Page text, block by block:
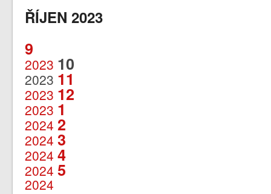
ŘÍJEN 2023
9
2023 10
2023 11
2023 12
2023 1
2024 2
2024 3
2024 4
2024 5
2024